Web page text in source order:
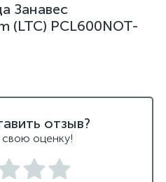
Занавес
(LTC) PCL600NOT-
отзыв?
свою оценку!